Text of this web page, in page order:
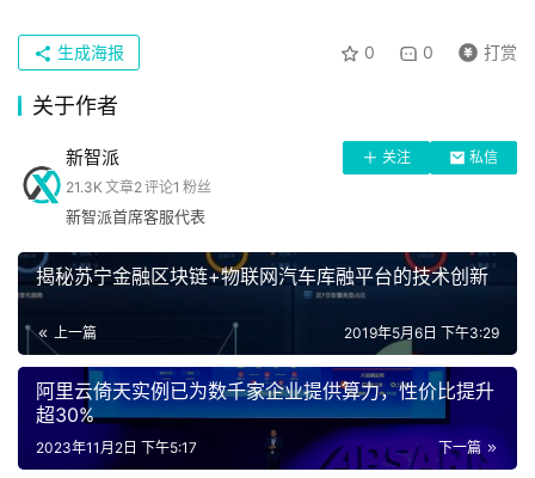
页
科
技
手
强强联手发力全场景智慧零售
随着跑步健身、足球以及其他体育运动的广泛普及，消费者
际在与全球一线运动品牌战略合作中，积累了庞大的消费者
数据，发现全球运动品牌消费者画像正在向年轻化、个性
INTERSPORT在2018年海牙全球峰会上推出2.0全场景零售
店铺概念。
这与苏宁贯彻全场景零售服务的核心理念不谋而合。据悉，
苏宁作为智慧零售倡导者，持续推进智慧零售和线上线下全
场景、多渠道融合战略，打造出多业态、多产业协同的智慧
零售生态圈，实现无处不在的一站式服务体验。
0 0 打赏
生成海报
关于作者
新智派 关注
私信
21.3K 文章2评论1 粉丝
新智派首席客服代表
揭秘苏宁金融区块链+物联网汽车库融平台的技术创新
上一篇 2019年5月6日 下午3:29
阿里云倚天实例已为数千家企业提供算力，性价比提升
超30%
下一篇
2023年11月2日 下午5:17